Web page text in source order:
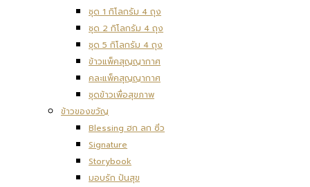
ชุด 1 กิโลกรัม 4 ถุง
ชุด 2 กิโลกรัม 4 ถุง
ชุด 5 กิโลกรัม 4 ถุง
ข้าวแพ็คสุญญากาศ
คละแพ็คสุญญากาศ
ชุดข้าวเพื่อสุขภาพ
ข้าวของขวัญ
Blessing ฮก ลก ซิ่ว
Signature
Storybook
มอบรัก ปันสุข